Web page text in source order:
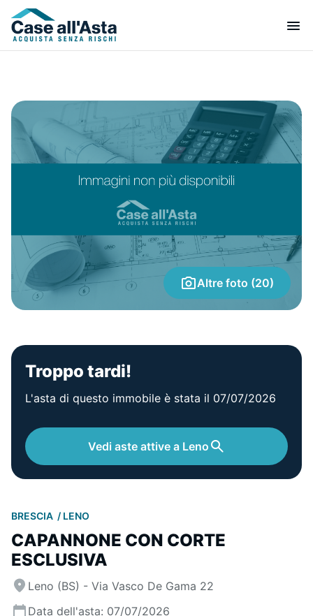
Altre foto (20)
Troppo tardi!
L'asta di questo immobile è stata il 07/07/2026
Vedi aste attive a Leno
BRESCIA LENO
CAPANNONE CON CORTE
ESCLUSIVA
Leno (BS) - Via Vasco De Gama 22
Data dell'asta: 07/07/2026